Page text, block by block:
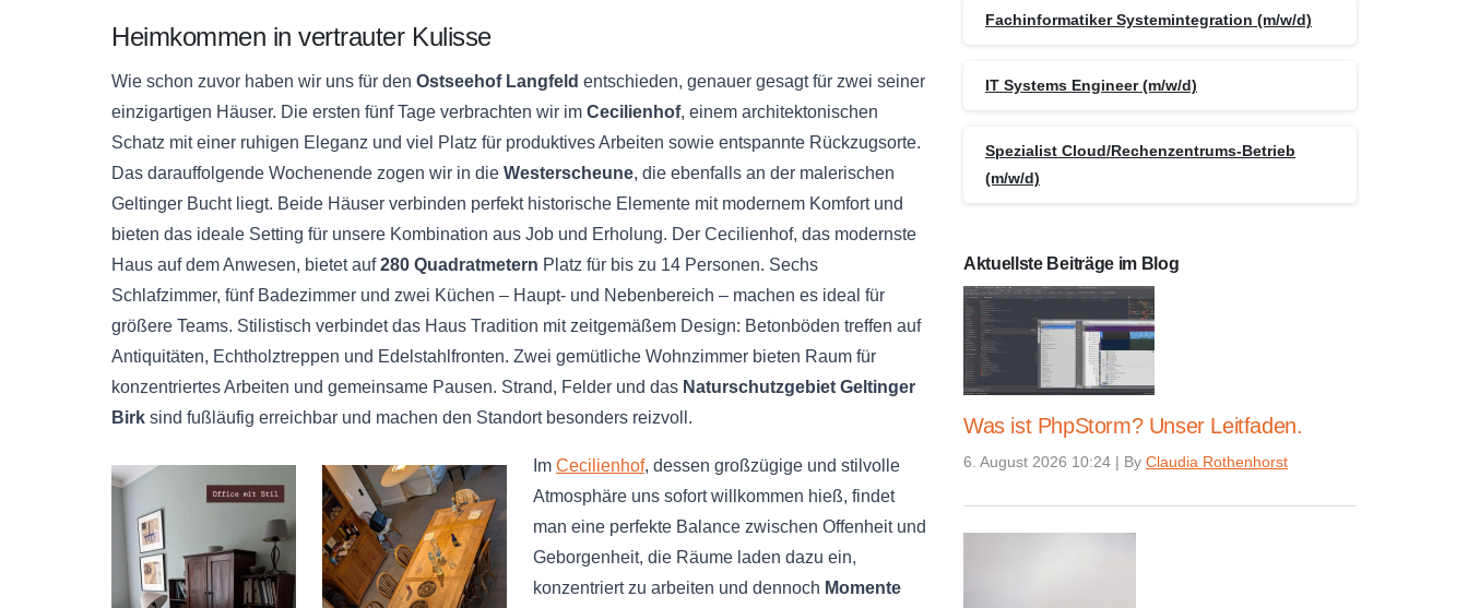
Heimkommen in vertrauter Kulisse
Wie schon zuvor haben wir uns für den Ostseehof Langfeld entschieden, genauer gesagt für zwei seiner
einzigartigen Häuser. Die ersten fünf Tage verbrachten wir im Cecilienhof, einem architektonischen
Schatz mit einer ruhigen Eleganz und viel Platz für produktives Arbeiten sowie entspannte Rückzugsorte.
Das darauffolgende Wochenende zogen wir in die Westerscheune, die ebenfalls an der malerischen
Geltinger Bucht liegt. Beide Häuser verbinden perfekt historische Elemente mit modernem Komfort und
bieten das ideale Setting für unsere Kombination aus Job und Erholung. Der Cecilienhof, das modernste
Haus auf dem Anwesen, bietet auf280 Quadratmetern Platz für bis zu 14 Personen. Sechs
Schlafzimmer, fünf Badezimmer und zwei Küchen – Haupt- und Nebenbereich – machen es ideal für
größere Teams. Stilistisch verbindet das Haus Tradition mit zeitgemäßem Design: Betonböden treffen auf
Antiquitäten, Echtholztreppen und Edelstahlfronten. Zwei gemütliche Wohnzimmer bieten Raum für
konzentriertes Arbeiten und gemeinsame Pausen. Strand, Felder und das Naturschutzgebiet Geltinger
Birk sind fußläufig erreichbar und machen den Standort besonders reizvoll.
Im Cecilienhof, dessen großzügige und stilvolle
Atmosphäre uns sofort willkommen hieß, findet
man eine perfekte Balance zwischen Offenheit und
Geborgenheit, die Räume laden dazu ein,
konzentriert zu arbeiten und dennoch Momente
Fachinformatiker Systemintegration (m/w/d)
IT Systems Engineer (m/w/d)
Spezialist Cloud/Rechenzentrums-Betrieb
(m/w/d)
Aktuellste Beiträge im Blog
Was ist PhpStorm? Unser Leitfaden.
6. August 2026 10:24 | By Claudia Rothenhorst